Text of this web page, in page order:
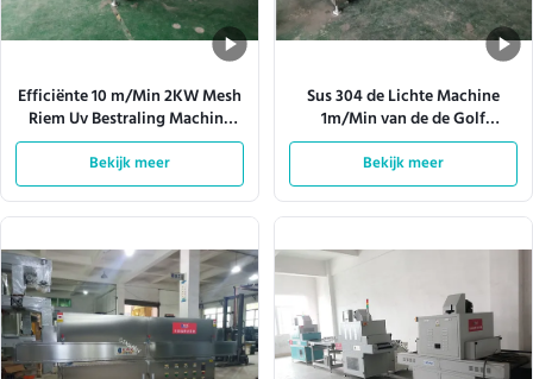
Efficiënte 10 m/Min 2KW Mesh
Riem Uv Bestraling Machine
Computer Wit Voor Voedsel
Doos of Kleding of Board
Bekijk meer
Sus 304 de Lichte Machine
1m/Min van de de Golf
UVstraling van de Roestvrij
staalbuis
Bekijk meer